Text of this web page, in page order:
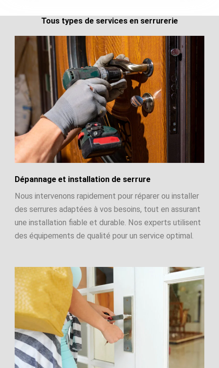
Tous types de services en serrurerie
Dépannage et installation de serrure
Nous intervenons rapidement pour réparer ou installer
des serrures adaptées à vos besoins, tout en assurant
une installation fiable et durable. Nos experts utilisent
des équipements de qualité pour un service optimal.